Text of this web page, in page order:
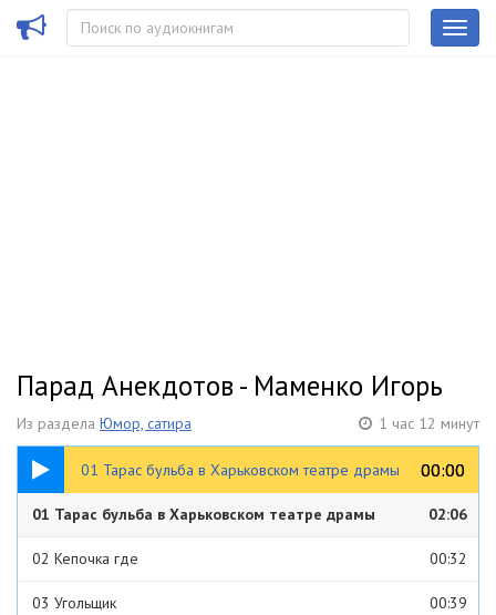
Парад Анекдотов - Маменко Игорь
Из раздела Юмор, сатира 1 час 12 минут
01 Тарас бульба в Харьковском театре драмы 00:00
00:00
02:06
01 Тарас бульба в Харьковском театре драмы 02:06
02 Кепочка где 00:32
03 Угольщик 00:39